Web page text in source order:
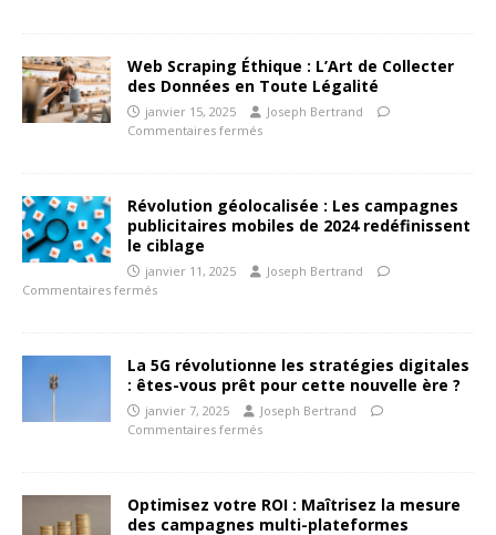
Web Scraping Éthique : L’Art de Collecter
des Données en Toute Légalité
janvier 15, 2025
Joseph Bertrand
Commentaires fermés
Révolution géolocalisée : Les campagnes
publicitaires mobiles de 2024 redéfinissent
le ciblage
janvier 11, 2025
Joseph Bertrand
Commentaires fermés
La 5G révolutionne les stratégies digitales
: êtes-vous prêt pour cette nouvelle ère ?
janvier 7, 2025
Joseph Bertrand
Commentaires fermés
Optimisez votre ROI : Maîtrisez la mesure
des campagnes multi-plateformes